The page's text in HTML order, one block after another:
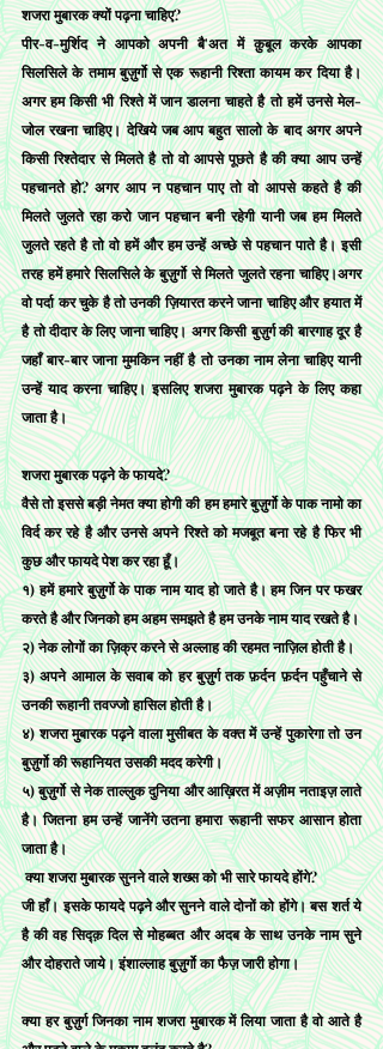
शजरा मुबारक क्यों पढ़ना चाहिए?
पीर-व-मुर्शिद ने आपको अपनी बै'अत में क़ुबूल करके आपका
सिलसिले के तमाम बुज़ुर्गो से एक रूहानी रिश्ता कायम कर दिया है।
अगर हम किसी भी रिश्ते में जान डालना चाहते है तो हमें उनसे मेल-
जोल रखना चाहिए। देखिये जब आप बहुत सालो के बाद अगर अपने
किसी रिश्तेदार से मिलते है तो वो आपसे पूछते है की क्या आप उन्हें
पहचानते हो? अगर आप न पहचान पाए तो वो आपसे कहते है की
मिलते जुलते रहा करो जान पहचान बनी रहेगी यानी जब हम मिलते
जुलते रहते है तो वो हमें और हम उन्हें अच्छे से पहचान पाते है। इसी
तरह हमें हमारे सिलसिले के बुज़ुर्गो से मिलते जुलते रहना चाहिए।अगर
वो पर्दा कर चुके है तो उनकी ज़ियारत करने जाना चाहिए और हयात में
है तो दीदार के लिए जाना चाहिए। अगर किसी बुज़ुर्ग की बारगाह दूर है
जहाँ बार-बार जाना मुमकिन नहीं है तो उनका नाम लेना चाहिए यानी
उन्हें याद करना चाहिए। इसलिए शजरा मुबारक पढ़ने के लिए कहा
जाता है।
शजरा मुबारक पढ़ने के फायदे?
वैसे तो इससे बड़ी नेमत क्या होगी की हम हमारे बुज़ुर्गो के पाक नामो का
विर्द कर रहे है और उनसे अपने रिश्ते को मजबूत बना रहे है फिर भी
कुछ और फायदे पेश कर रहा हूँ।
१) हमें हमारे बुज़ुर्गो के पाक नाम याद हो जाते है। हम जिन पर फखर
करते है और जिनको हम अहम समझते है हम उनके नाम याद रखते है।
२) नेक लोगों का ज़िक्र करने से अल्लाह की रहमत नाज़िल होती है।
३) अपने आमाल के सवाब को हर बुज़ुर्ग तक फ़र्दन फ़र्दन पहुँचाने से
उनकी रूहानी तवज्जो हासिल होती है।
४) शजरा मुबारक पढ़ने वाला मुसीबत के वक्त में उन्हें पुकारेगा तो उन
बुज़ुर्गो की रूहानियत उसकी मदद करेगी।
५) बुज़ुर्गो से नेक ताल्लुक दुनिया और आख़िरत में अज़ीम नताइज़ लाते
है। जितना हम उन्हें जानेंगे उतना हमारा रूहानी सफर आसान होता
जाता है।
क्या शजरा मुबारक सुनने वाले शख्स को भी सारे फायदे होंगे?
जी हाँ। इसके फायदे पढ़ने और सुनने वाले दोनों को होंगे। बस शर्त ये
है की वह सिद्क़ दिल से मोहब्बत और अदब के साथ उनके नाम सुने
और दोहराते जाये। इंशाल्लाह बुज़ुर्गो का फैज़ जारी होगा।
क्या हर बुज़ुर्ग जिनका नाम शजरा मुबारक में लिया जाता है वो आते है